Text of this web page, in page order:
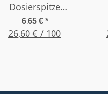
Dosierspitze
Smooth-Flow, Gr.
16G 1,26" (32,0mm)
6,65 € *
26,60 € / 100